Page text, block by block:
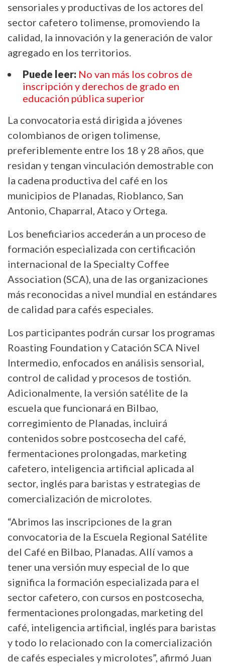
sensoriales y productivas de los actores del
sector cafetero tolimense, promoviendo la
calidad, la innovación y la generación de valor
agregado en los territorios.
Puede leer: No van más los cobros de
inscripción y derechos de grado en
educación pública superior
La convocatoria está dirigida a jóvenes
colombianos de origen tolimense,
preferiblemente entre los 18 y 28 años, que
residan y tengan vinculación demostrable con
la cadena productiva del café en los
municipios de Planadas, Rioblanco, San
Antonio, Chaparral, Ataco y Ortega.
Los beneficiarios accederán a un proceso de
formación especializada con certificación
internacional de la Specialty Coffee
Association (SCA), una de las organizaciones
más reconocidas a nivel mundial en estándares
de calidad para cafés especiales.
Los participantes podrán cursar los programas
Roasting Foundation y Catación SCA Nivel
Intermedio, enfocados en análisis sensorial,
control de calidad y procesos de tostión.
Adicionalmente, la versión satélite de la
escuela que funcionará en Bilbao,
corregimiento de Planadas, incluirá
contenidos sobre postcosecha del café,
fermentaciones prolongadas, marketing
cafetero, inteligencia artificial aplicada al
sector, inglés para baristas y estrategias de
comercialización de microlotes.
“Abrimos las inscripciones de la gran
convocatoria de la Escuela Regional Satélite
del Café en Bilbao, Planadas. Allí vamos a
tener una versión muy especial de lo que
significa la formación especializada para el
sector cafetero, con cursos en postcosecha,
fermentaciones prolongadas, marketing del
café, inteligencia artificial, inglés para baristas
y todo lo relacionado con la comercialización
de cafés especiales y microlotes”, afirmó Juan